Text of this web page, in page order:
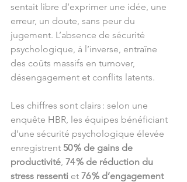
sentait libre d’exprimer une idée, une
erreur, un doute, sans peur du
jugement. L’absence de sécurité
psychologique, à l’inverse, entraîne
des coûts massifs en turnover,
désengagement et conflits latents.
Les chiffres sont clairs : selon une
enquête HBR, les équipes bénéficiant
d’une sécurité psychologique élevée
enregistrent 50 % de gains de
productivité 74 % de réduction du
stress ressenti et 76 % d’engagement